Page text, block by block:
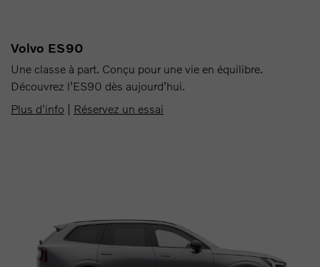
Volvo ES90
Une classe à part. Conçu pour une vie en équilibre.
Découvrez l’ES90 dès aujourd’hui.
Plus d'info | Réservez un essai